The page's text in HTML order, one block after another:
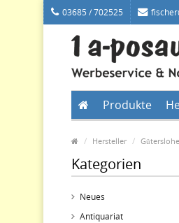
03685 / 702525
Produkte
Hersteller
Kategorien
Neues
Antiquariat